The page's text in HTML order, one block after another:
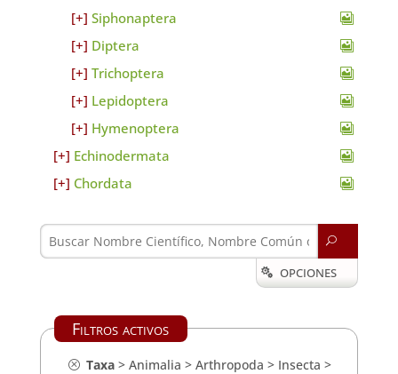
Siphonaptera
Diptera
Trichoptera
Lepidoptera
Hymenoptera
Echinodermata
Chordata
U
 OPCIONES
Filtros activos
Taxa> Animalia > Arthropoda > Insecta >